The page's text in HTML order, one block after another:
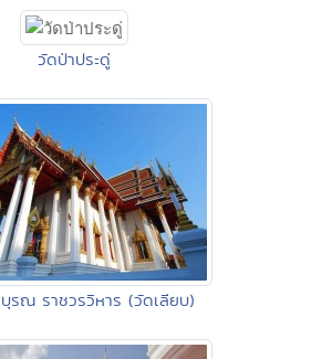
วัดป่าประดู่
รณ ราชวรวิหาร (วัดเลียบ)